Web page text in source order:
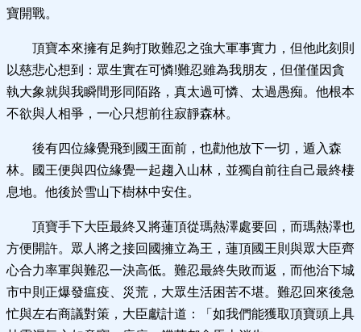
寶開戰。
頂寶本來擁有足夠打敗難忍之強大軍事實力，但他此刻則
以慈悲心想到：眾生實在可憐!難忍雖為我朋友，但僅僅因貪
執大象就與我瞬間形同陌路，真太過可憐、太過愚痴。他根本
不欲與人相爭，一心只想前往寂靜森林。
後有四位緣覺飛到國王面前，也勸他放下一切，遁入森
林。國王便與四位緣覺一起趨入山林，並獨自前往自己最終棲
息地。他後於雪山下樹林中安住。
頂寶手下大臣最終又將蓮頂從瑪熱澤處要回，而瑪熱澤也
方便開許。眾人將之接回國擁立為王，蓮頂國王則與眾大臣齊
心合力率軍與難忍一決高低。難忍最終失敗而返，而他治下城
市中則正爆發瘟疫、災荒，大眾生活困苦不堪。難忍回來後急
忙與左右商議對策，大臣獻計道：「如我們能獲取頂寶頭上具